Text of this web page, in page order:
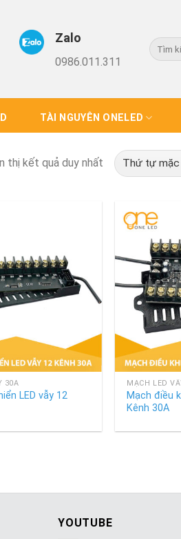
Zalo
0986.011.311
TÀI NGUYÊN ONELED
thị kết quả duy nhất
Add to
Wishlist
30A
LED vẫy 12
+
MẠCH LED
Mạch điều
Kênh 30A
YOUTUBE